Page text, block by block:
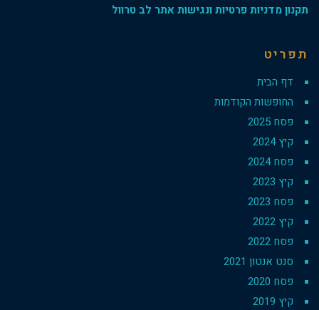
תקנון מדניות פרטיות ונגישות אתר לב טרוול
תפריט
דף הבית
החופשות הקודמות
פסח 2025
קיץ 2024
פסח 2024
קיץ 2023
פסח 2023
קיץ 2022
פסח 2022
סנט אנטון 2021
פסח 2020
קיץ 2019